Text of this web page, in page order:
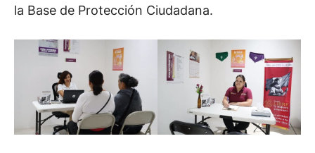
la Base de Protección Ciudadana.